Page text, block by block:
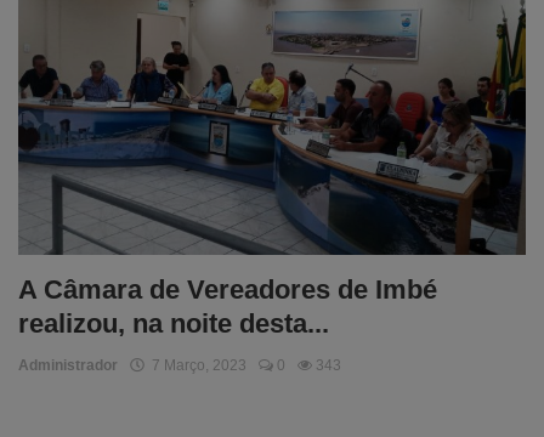
A Câmara de Vereadores de Imbé
realizou, na noite desta...
Administrador 7 Março, 2023 0 343